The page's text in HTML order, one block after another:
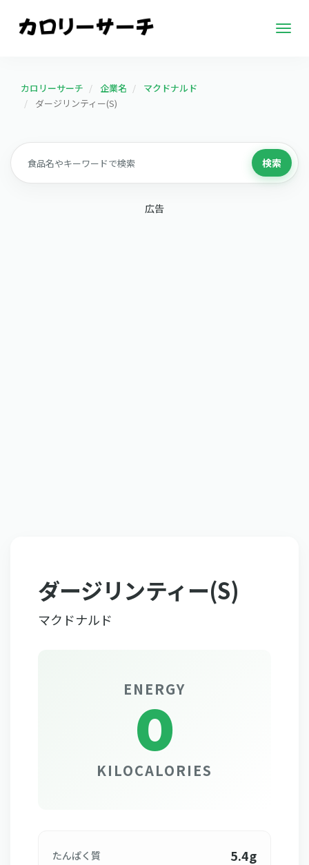
カロリーサーチ 企業名
マクドナルド
ダージリンティー(S)
検索
広告
ダージリンティー(S)
マクドナルド
ENERGY
0
KILOCALORIES
たんぱく質 5.4g